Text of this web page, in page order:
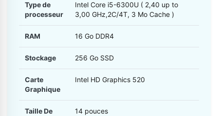
Type de
processeur
Intel Core i5-6300U ( 2,40 up to
3,00 GHz,2C/4T, 3 Mo Cache )
RAM 16 Go DDR4
Stockage 256 Go SSD
Carte
Graphique
Intel HD Graphics 520
Taille De
14 pouces